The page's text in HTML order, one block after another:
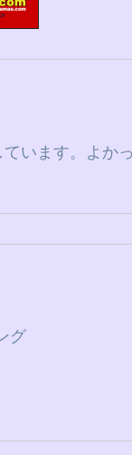
います。よか
グ